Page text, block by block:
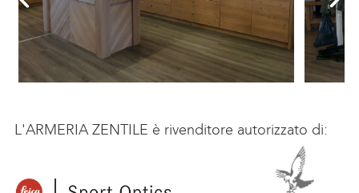
L'ARMERIA ZENTILE è rivenditore autorizzato di: